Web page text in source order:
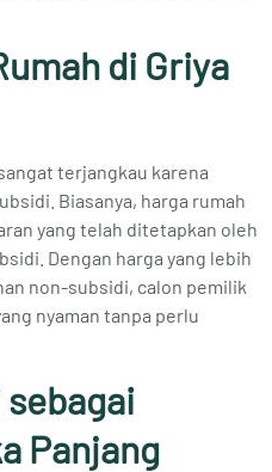
di Griya
terjangkau karena
Biasanya, harga rumah
yang telah ditetapkan oleh
Dengan harga yang lebih
non-subsidi, calon pemilik
nyaman tanpa perlu
Panjang